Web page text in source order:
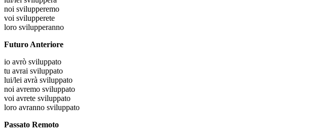
noi svilupperemo
voi svilupperete
loro svilupperanno
Futuro Anteriore
io avrò sviluppato
tu avrai sviluppato
lui/lei avrà sviluppato
noi avremo sviluppato
voi avrete sviluppato
loro avranno sviluppato
Passato Remoto